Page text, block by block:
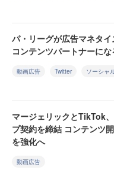
パ・リーグが広告マネタ
コンテンツパートナーに
動画広告 Twitter ソーシャ
マージェリックとTikTok
プ契約を締結 コンテンツ
を強化へ
動画広告